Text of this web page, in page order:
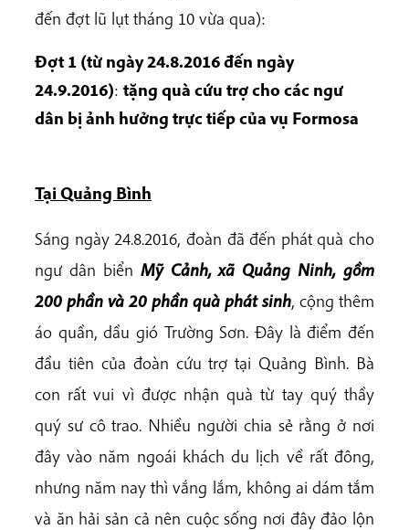
đến đợt lũ lụt tháng 10 vừa qua):
Đợt 1 (từ ngày 24.8.2016 đến ngày
24.9.2016): tặng quà cứu trợ cho các ngư
dân bị ảnh hưởng trực tiếp của vụ Formosa
Tại Quảng Bình
Sáng ngày 24.8.2016, đoàn đã đến phát quà cho
ngư dân biển Mỹ Cảnh, xã Quảng Ninh, gồm
200 phần và 20 phần quà phát sinh, cộng thêm
áo quần, dầu gió Trường Sơn. Đây là điểm đến
đầu tiên của đoàn cứu trợ tại Quảng Bình. Bà
con rất vui vì được nhận quà từ tay quý thầy
quý sư cô trao. Nhiều người chia sẻ rằng ở nơi
đây vào năm ngoái khách du lịch về rất đông,
nhưng năm nay thì vắng lắm, không ai dám tắm
và ăn hải sản cả nên cuộc sống nơi đây đảo lộn